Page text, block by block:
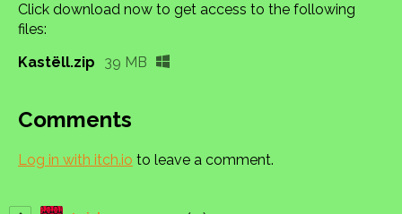
Click download now to get access to the following
files:
Kastëll.zip
39 MB
Comments
Log in with itch.io to leave a comment.